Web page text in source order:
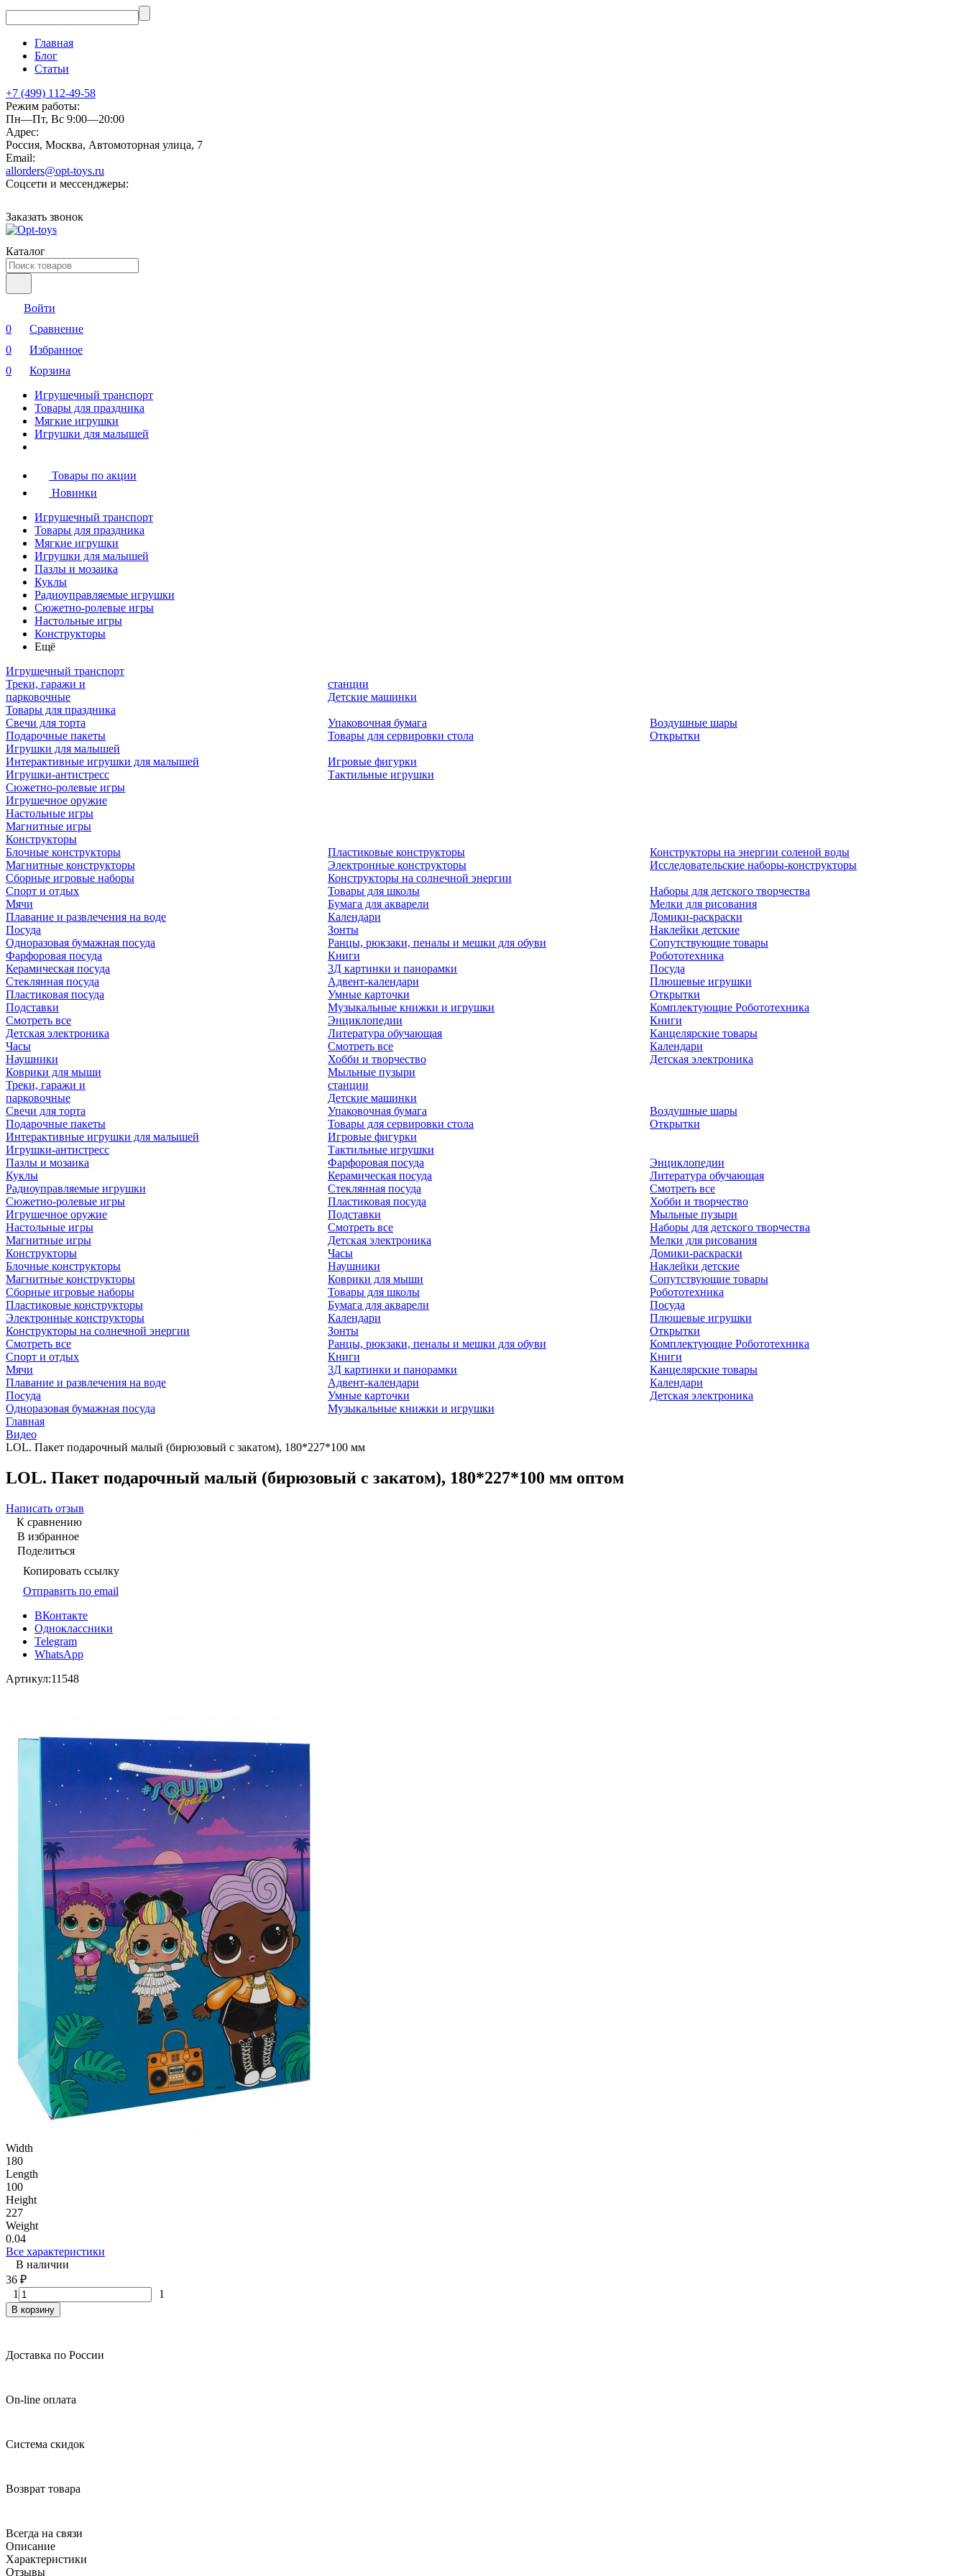
Главная
Блог
Статьи
+7 (499) 112-49-58
Режим работы:
Пн—Пт, Вс 9:00—20:00
Адрес:
Россия, Москва, Автомоторная улица, 7
Email:
allorders@opt-toys.ru
Соцсети и мессенджеры:
Заказать звонок
Каталог
Войти
0
Сравнение
0
Избранное
0
Корзина
Игрушечный транспорт
Товары для праздника
Мягкие игрушки
Игрушки для малышей
Товары по акции
Новинки
Игрушечный транспорт
Товары для праздника
Мягкие игрушки
Игрушки для малышей
Пазлы и мозаика
Куклы
Радиоуправляемые игрушки
Сюжетно-ролевые игры
Настольные игры
Конструкторы
Ещё
Игрушечный транспорт
Треки, гаражи и
парковочные
станции
Детские машинки
Товары для праздника
Свечи для торта
Подарочные пакеты
Упаковочная бумага
Товары для сервировки стола
Воздушные шары
Открытки
Игрушки для малышей
Интерактивные игрушки для малышей
Игрушки-антистресс
Игровые фигурки
Тактильные игрушки
Сюжетно-ролевые игры
Игрушечное оружие
Настольные игры
Магнитные игры
Конструкторы
Блочные конструкторы
Магнитные конструкторы
Сборные игровые наборы
Пластиковые конструкторы
Электронные конструкторы
Конструкторы на солнечной энергии
Конструкторы на энергии соленой воды
Исследовательские наборы-конструкторы
Спорт и отдых
Мячи
Плавание и развлечения на воде
Посуда
Одноразовая бумажная посуда
Фарфоровая посуда
Керамическая посуда
Стеклянная посуда
Пластиковая посуда
Подставки
Смотреть все
Детская электроника
Часы
Наушники
Коврики для мыши
Товары для школы
Бумага для акварели
Календари
Зонты
Ранцы, рюкзаки, пеналы и мешки для обуви
Книги
3Д картинки и панорамки
Адвент-календари
Умные карточки
Музыкальные книжки и игрушки
Энциклопедии
Литература обучающая
Смотреть все
Хобби и творчество
Мыльные пузыри
Наборы для детского творчества
Мелки для рисования
Домики-раскраски
Наклейки детские
Сопутствующие товары
Робототехника
Посуда
Плюшевые игрушки
Открытки
Комплектующие Робототехника
Книги
Канцелярские товары
Календари
Детская электроника
Треки, гаражи и
парковочные
станции
Детские машинки
Свечи для торта
Подарочные пакеты
Упаковочная бумага
Товары для сервировки стола
Воздушные шары
Открытки
Интерактивные игрушки для малышей
Игрушки-антистресс
Игровые фигурки
Тактильные игрушки
Пазлы и мозаика
Куклы
Радиоуправляемые игрушки
Сюжетно-ролевые игры
Игрушечное оружие
Настольные игры
Магнитные игры
Конструкторы
Блочные конструкторы
Магнитные конструкторы
Сборные игровые наборы
Пластиковые конструкторы
Электронные конструкторы
Конструкторы на солнечной энергии
Смотреть все
Спорт и отдых
Мячи
Плавание и развлечения на воде
Посуда
Одноразовая бумажная посуда
Фарфоровая посуда
Керамическая посуда
Стеклянная посуда
Пластиковая посуда
Подставки
Смотреть все
Детская электроника
Часы
Наушники
Коврики для мыши
Товары для школы
Бумага для акварели
Календари
Зонты
Ранцы, рюкзаки, пеналы и мешки для обуви
Книги
3Д картинки и панорамки
Адвент-календари
Умные карточки
Музыкальные книжки и игрушки
Энциклопедии
Литература обучающая
Смотреть все
Хобби и творчество
Мыльные пузыри
Наборы для детского творчества
Мелки для рисования
Домики-раскраски
Наклейки детские
Сопутствующие товары
Робототехника
Посуда
Плюшевые игрушки
Открытки
Комплектующие Робототехника
Книги
Канцелярские товары
Календари
Детская электроника
Главная
Видео
LOL. Пакет подарочный малый (бирюзовый с закатом), 180*227*100 мм
LOL. Пакет подарочный малый (бирюзовый с закатом), 180*227*100 мм оптом
Написать отзыв
К сравнению
В избранное
Поделиться
Копировать ссылку
Отправить по email
ВКонтакте
Одноклассники
Telegram
WhatsApp
Артикул:11548
Width
180
Length
100
Height
227
Weight
0.04
Все характеристики
В наличии
36 ₽
1
1
В корзину
Доставка по России
On-line оплата
Система скидок
Возврат товара
Всегда на связи
Описание
Характеристики
Отзывы